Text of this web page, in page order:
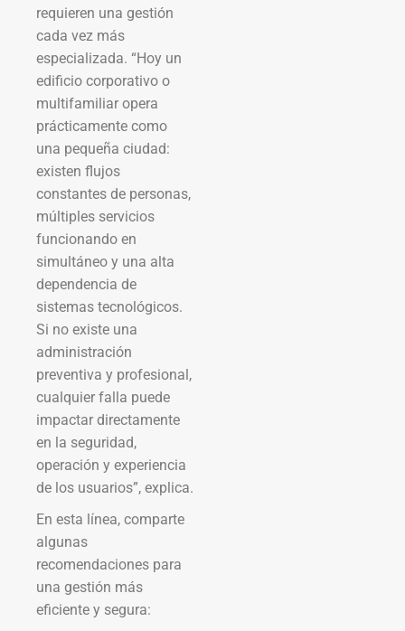
requieren una gestión
cada vez más
especializada. “Hoy un
edificio corporativo o
multifamiliar opera
prácticamente como
una pequeña ciudad:
existen flujos
constantes de personas,
múltiples servicios
funcionando en
simultáneo y una alta
dependencia de
sistemas tecnológicos.
Si no existe una
administración
preventiva y profesional,
cualquier falla puede
impactar directamente
en la seguridad,
operación y experiencia
de los usuarios”, explica.
En esta línea, comparte
algunas
recomendaciones para
una gestión más
eficiente y segura: